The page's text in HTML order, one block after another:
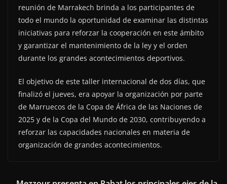
reunión de Marrakech brinda a los participantes de
todo el mundo la oportunidad de examinar las distintas
iniciativas para reforzar la cooperación en este ámbito
y garantizar el mantenimiento de la ley y el orden
durante los grandes acontecimientos deportivos.
El objetivo de este taller internacional de dos días, que
finalizó el jueves, era apoyar la organización por parte
de Marruecos de la Copa de África de las Naciones de
2025 y de la Copa del Mundo de 2030, contribuyendo a
reforzar las capacidades nacionales en materia de
organización de grandes acontecimientos.